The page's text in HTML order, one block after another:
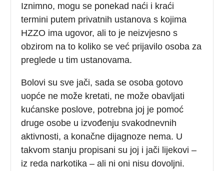
Iznimno, mogu se ponekad naći i kraći
termini putem privatnih ustanova s kojima
HZZO ima ugovor, ali to je neizvjesno s
obzirom na to koliko se već prijavilo osoba za
preglede u tim ustanovama.
Bolovi su sve jači, sada se osoba gotovo
uopće ne može kretati, ne može obavljati
kućanske poslove, potrebna joj je pomoć
druge osobe u izvođenju svakodnevnih
aktivnosti, a konačne dijagnoze nema. U
takvom stanju propisani su joj i jači lijekovi –
iz reda narkotika – ali ni oni nisu dovoljni.